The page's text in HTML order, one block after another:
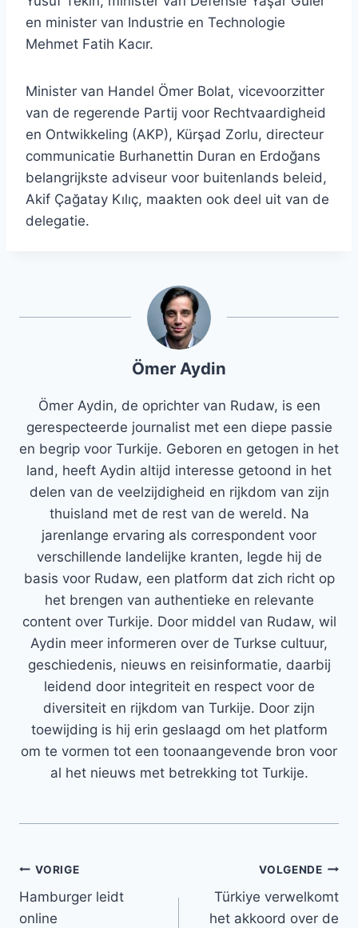
en minister van Industrie en Technologie
Mehmet Fatih Kacır.
Minister van Handel Ömer Bolat, vicevoorzitter
van de regerende Partij voor Rechtvaardigheid
en Ontwikkeling (AKP), Kürşad Zorlu, directeur
communicatie Burhanettin Duran en Erdoğans
belangrijkste adviseur voor buitenlands beleid,
Akif Çağatay Kılıç, maakten ook deel uit van de
delegatie.
Ömer Aydin
Ömer Aydin, de oprichter van Rudaw, is een
gerespecteerde journalist met een diepe passie
en begrip voor Turkije. Geboren en getogen in het
land, heeft Aydin altijd interesse getoond in het
delen van de veelzijdigheid en rijkdom van zijn
thuisland met de rest van de wereld. Na
jarenlange ervaring als correspondent voor
verschillende landelijke kranten, legde hij de
basis voor Rudaw, een platform dat zich richt op
het brengen van authentieke en relevante
content over Turkije. Door middel van Rudaw, wil
Aydin meer informeren over de Turkse cultuur,
geschiedenis, nieuws en reisinformatie, daarbij
leidend door integriteit en respect voor de
diversiteit en rijkdom van Turkije. Door zijn
toewijding is hij erin geslaagd om het platform
om te vormen tot een toonaangevende bron voor
al het nieuws met betrekking tot Turkije.
Bericht
navigatie
VORIGE
Hamburger leidt
online
VOLGENDE
Türkiye verwelkomt
het akkoord over de